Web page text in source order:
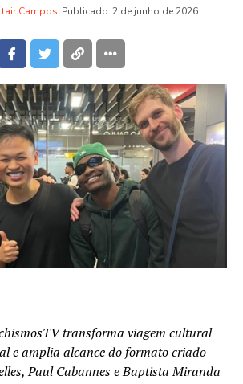
Campos Publicado 2 de junho de 2026
transforma viagem cultural
e amplia alcance do formato criado
Paul Cabannes e Baptista Miranda